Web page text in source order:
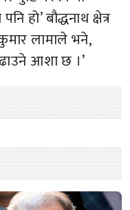
हो’ बौद्धनाथ क्षेत्र
लामाले भने,
आशा छ ।’